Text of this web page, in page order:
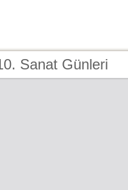
Sanat Günleri